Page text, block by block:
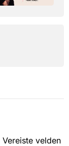
Vereiste velden